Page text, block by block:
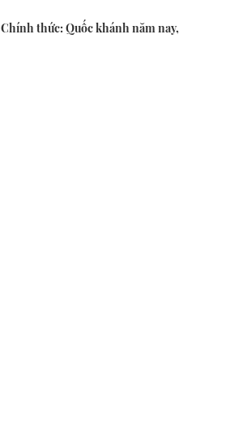
Chính thức: Quốc khánh năm nay,